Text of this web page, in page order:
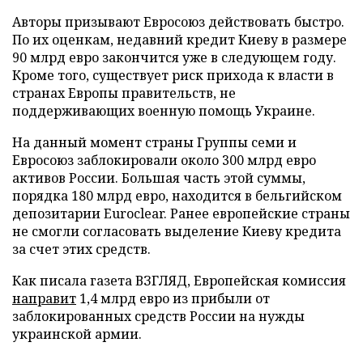
Авторы призывают Евросоюз действовать быстро.
По их оценкам, недавний кредит Киеву в размере
90 млрд евро закончится уже в следующем году.
Кроме того, существует риск прихода к власти в
странах Европы правительств, не
поддерживающих военную помощь Украине.
На данный момент страны Группы семи и
Евросоюз заблокировали около 300 млрд евро
активов России. Большая часть этой суммы,
порядка 180 млрд евро, находится в бельгийском
депозитарии Euroclear. Ранее европейские страны
не смогли согласовать выделение Киеву кредита
за счет этих средств.
Как писала газета ВЗГЛЯД, Европейская комиссия
направит 1,4 млрд евро из прибыли от
заблокированных средств России на нужды
украинской армии.